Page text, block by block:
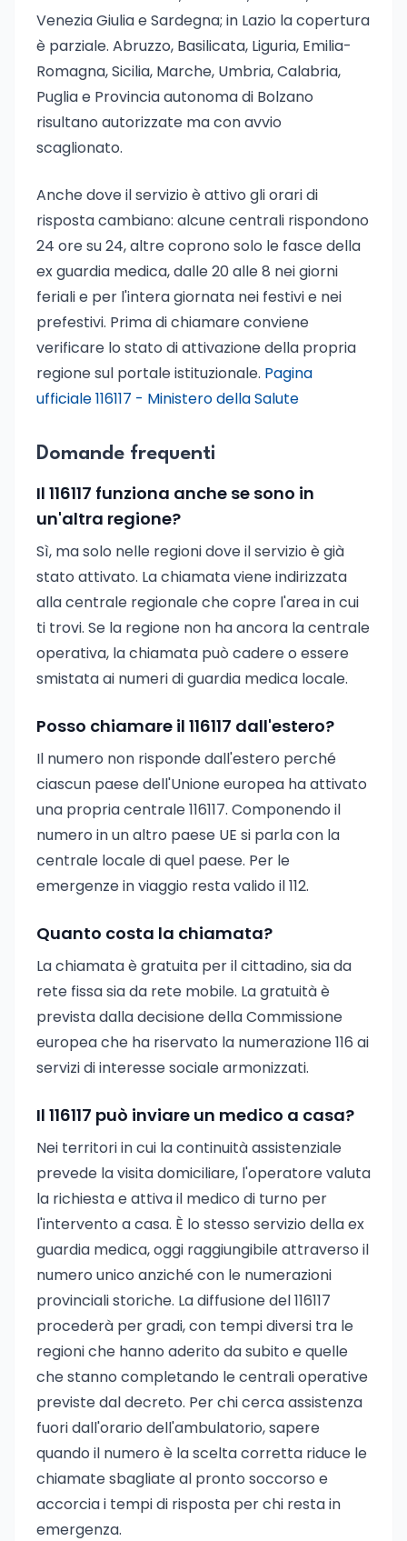
Venezia Giulia e Sardegna; in Lazio la copertura
è parziale. Abruzzo, Basilicata, Liguria, Emilia-
Romagna, Sicilia, Marche, Umbria, Calabria,
Puglia e Provincia autonoma di Bolzano
risultano autorizzate ma con avvio
scaglionato.
Anche dove il servizio è attivo gli orari di
risposta cambiano: alcune centrali rispondono
24 ore su 24, altre coprono solo le fasce della
ex guardia medica, dalle 20 alle 8 nei giorni
feriali e per l'intera giornata nei festivi e nei
prefestivi. Prima di chiamare conviene
verificare lo stato di attivazione della propria
regione sul portale istituzionale. Pagina
ufficiale 116117 - Ministero della Salute
Domande frequenti
Il 116117 funziona anche se sono in
un'altra regione?
Sì, ma solo nelle regioni dove il servizio è già
stato attivato. La chiamata viene indirizzata
alla centrale regionale che copre l'area in cui
ti trovi. Se la regione non ha ancora la centrale
operativa, la chiamata può cadere o essere
smistata ai numeri di guardia medica locale.
Posso chiamare il 116117 dall'estero?
Il numero non risponde dall'estero perché
ciascun paese dell'Unione europea ha attivato
una propria centrale 116117. Componendo il
numero in un altro paese UE si parla con la
centrale locale di quel paese. Per le
emergenze in viaggio resta valido il 112.
Quanto costa la chiamata?
La chiamata è gratuita per il cittadino, sia da
rete fissa sia da rete mobile. La gratuità è
prevista dalla decisione della Commissione
europea che ha riservato la numerazione 116 ai
servizi di interesse sociale armonizzati.
Il 116117 può inviare un medico a casa?
Nei territori in cui la continuità assistenziale
prevede la visita domiciliare, l'operatore valuta
la richiesta e attiva il medico di turno per
l'intervento a casa. È lo stesso servizio della ex
guardia medica, oggi raggiungibile attraverso il
numero unico anziché con le numerazioni
provinciali storiche. La diffusione del 116117
procederà per gradi, con tempi diversi tra le
regioni che hanno aderito da subito e quelle
che stanno completando le centrali operative
previste dal decreto. Per chi cerca assistenza
fuori dall'orario dell'ambulatorio, sapere
quando il numero è la scelta corretta riduce le
chiamate sbagliate al pronto soccorso e
accorcia i tempi di risposta per chi resta in
emergenza.